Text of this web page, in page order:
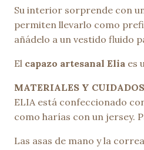
Su interior sorprende con
permiten llevarlo como
añádelo a un vestido fluido
El capazo artesanal Elia es
MATERIALES Y CUIDADOS
ELIA está confeccionado
como harías con un jersey.
Las asas de mano y la